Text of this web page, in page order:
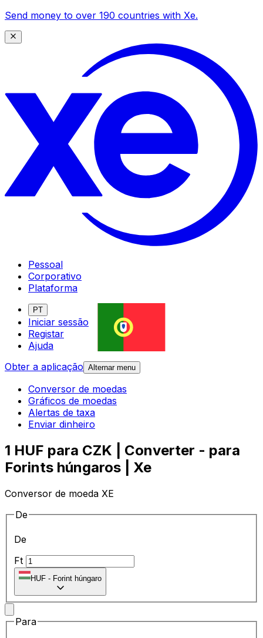
Send money to over 190 countries with Xe.
Pessoal
Corporativo
Plataforma
PT
Iniciar sessão
Registar
Ajuda
Obter a aplicação Alternar menu
Conversor de moedas
Gráficos de moedas
Alertas de taxa
Enviar dinheiro
1 HUF para CZK | Converter - para
Forints húngaros | Xe
Conversor de moeda XE
De
De
Ft
HUF - Forint húngaro
Para